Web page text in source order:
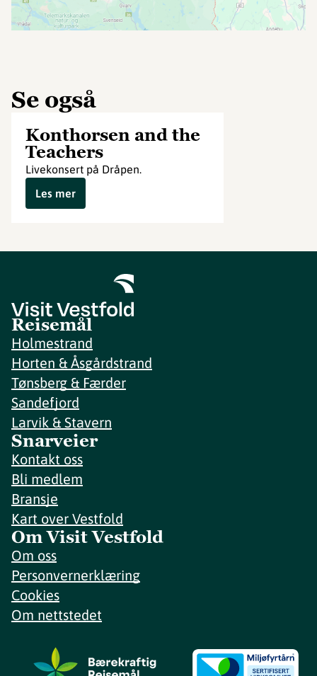
Se også
Konthorsen and the
Teachers
Livekonsert på Dråpen.
Les mer
Reisemål
Holmestrand
Horten & Åsgårdstrand
Tønsberg & Færder
Sandefjord
Larvik & Stavern
Snarveier
Kontakt oss
Bli medlem
Bransje
Kart over Vestfold
Om Visit Vestfold
Om oss
Personvernerklæring
Cookies
Om nettstedet